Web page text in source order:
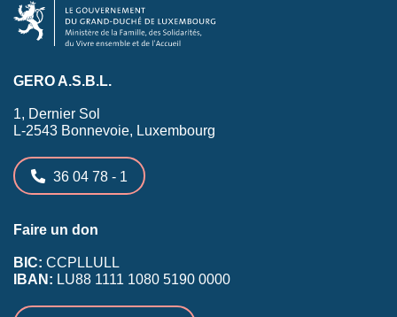
GERO A.S.B.L.
1, Dernier Sol
L-2543 Bonnevoie, Luxembourg
36 04 78 - 1
Faire un don
BIC: CCPLLULL
IBAN: LU88 1111 1080 5190 0000